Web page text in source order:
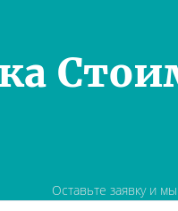
Оставьте заявку и